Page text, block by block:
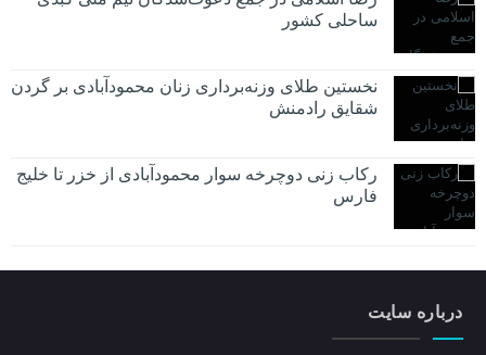
ساحلی کشور
نخستین طلای وزنه‌برداری زنان محمودآبادی بر گردن
شقایق رادمنش
رکاب زنی دوچرخه سوار محمودآبادی از خزر تا خلیج
فارس
درباره سایت